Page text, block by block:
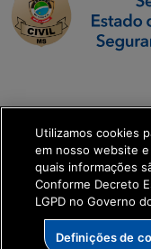
get_footer();
Utilizamos cookies
em nosso website
quais informações
Conforme Decreto
LGPD no Governo
Definições de